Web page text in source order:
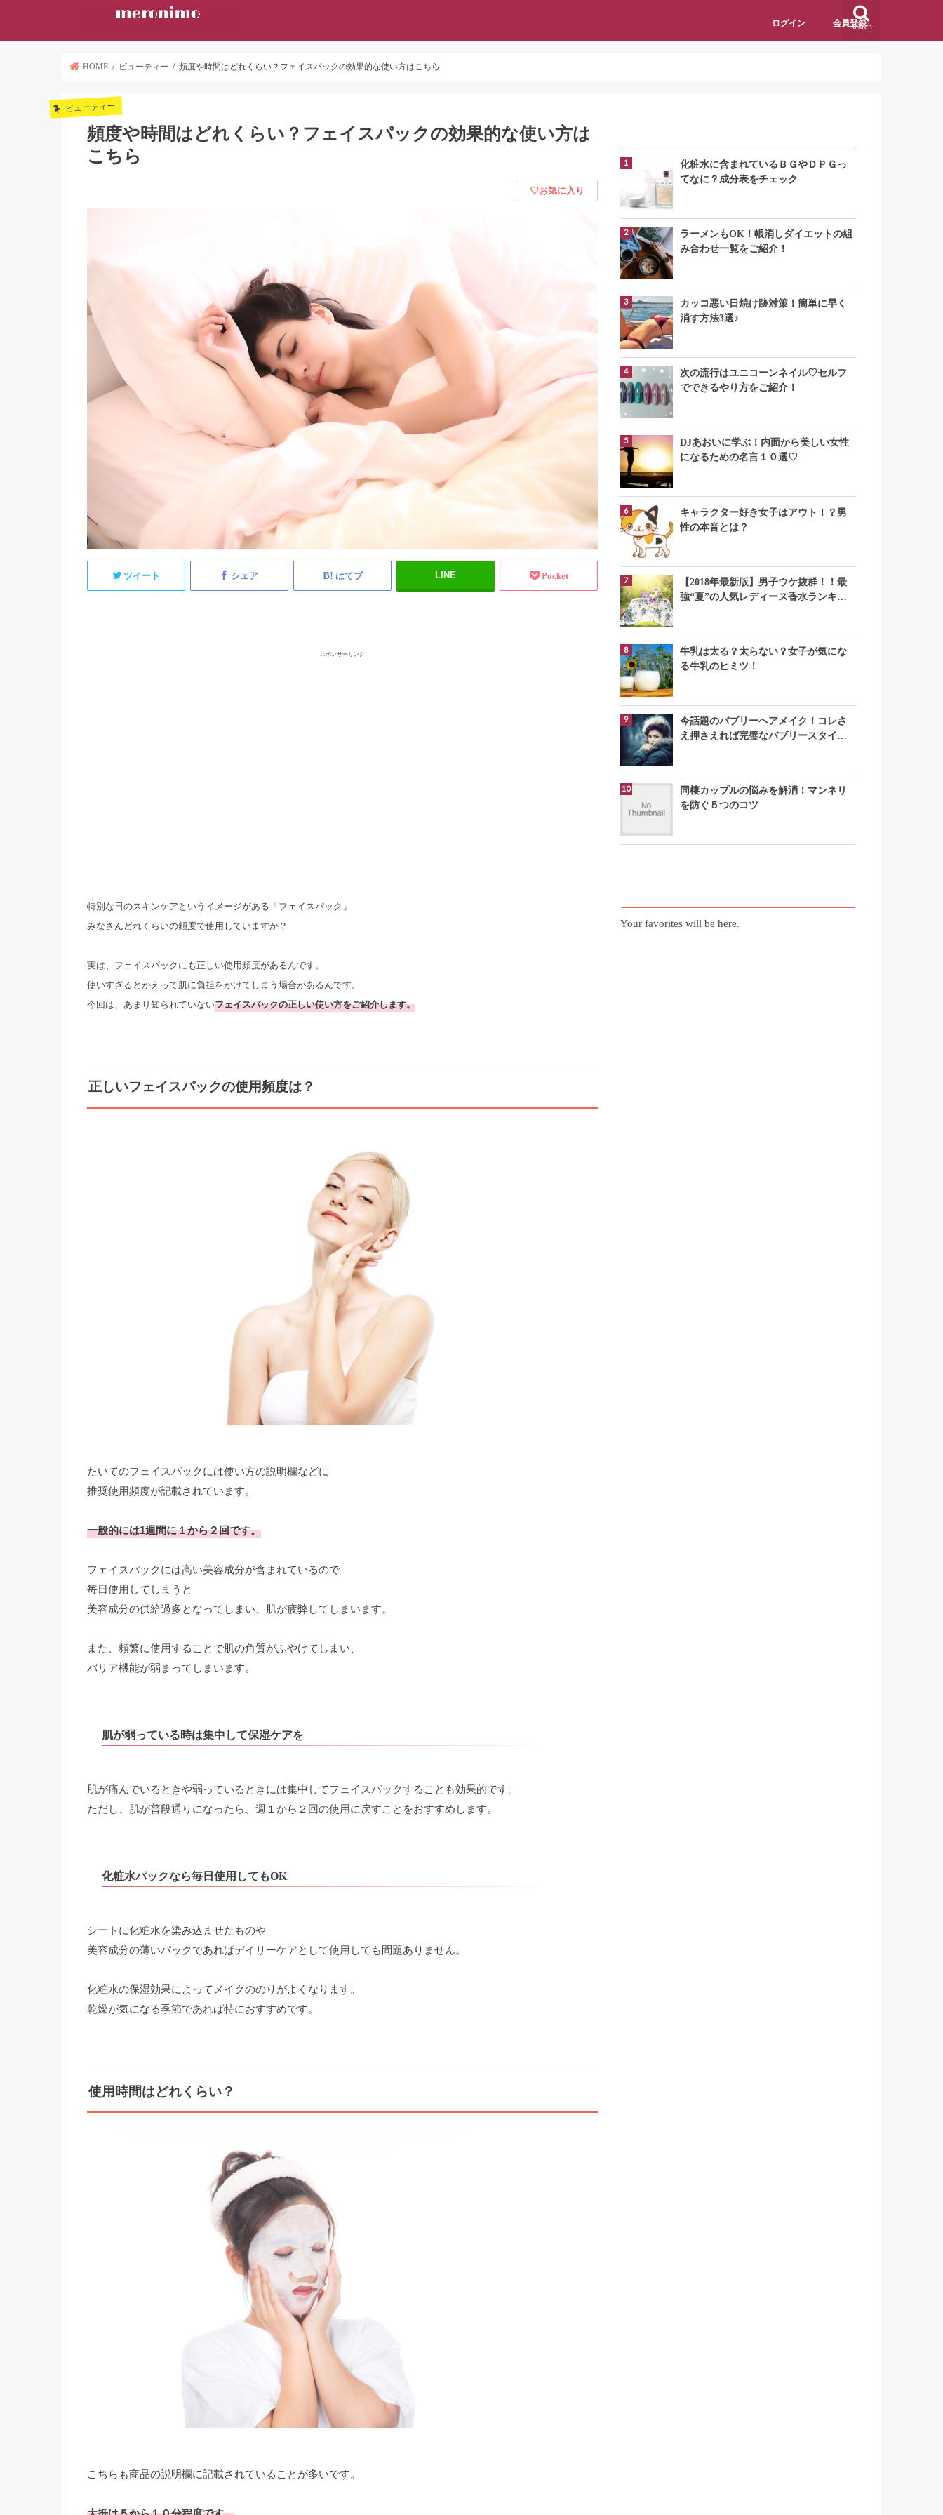
search
ログイン 会員登録
HOME ビューティー 頻度や時間はどれくらい？フェイスパックの効果的な使い方はこちら
ビューティー
頻度や時間はどれくらい？フェイスパックの効果的な使い方は
こちら
♡お気に入り
ツイート シェア はてブ LINE Pocket
スポンサーリンク
特別な日のスキンケアというイメージがある「フェイスパック」
みなさんどれくらいの頻度で使用していますか？
実は、フェイスパックにも正しい使用頻度があるんです。
使いすぎるとかえって肌に負担をかけてしまう場合があるんです。
今回は、あまり知られていないフェイスパックの正しい使い方をご紹介します。
正しいフェイスパックの使用頻度は？
たいてのフェイスパックには使い方の説明欄などに
推奨使用頻度が記載されています。
一般的には1週間に１から２回です。
フェイスパックには高い美容成分が含まれているので
毎日使用してしまうと
美容成分の供給過多となってしまい、肌が疲弊してしまいます。
また、頻繁に使用することで肌の角質がふやけてしまい、
バリア機能が弱まってしまいます。
肌が弱っている時は集中して保湿ケアを
肌が痛んでいるときや弱っているときには集中してフェイスパックすることも効果的です。
ただし、肌が普段通りになったら、週１から２回の使用に戻すことをおすすめします。
化粧水パックなら毎日使用してもOK
シートに化粧水を染み込ませたものや
美容成分の薄いパックであればデイリーケアとして使用しても問題ありません。
化粧水の保湿効果によってメイクののりがよくなります。
乾燥が気になる季節であれば特におすすめです。
使用時間はどれくらい？
こちらも商品の説明欄に記載されていることが多いです。
化粧水に含まれているＢＧやＤＰＧっ
てなに？成分表をチェック
ラーメンもOK！帳消しダイエットの組
み合わせ一覧をご紹介！
カッコ悪い日焼け跡対策！簡単に早く
消す方法3選♪
次の流行はユニコーンネイル♡セルフ
でできるやり方をご紹介！
DJあおいに学ぶ！内面から美しい女性
になるための名言１０選♡
キャラクター好き女子はアウト！？男
性の本音とは？
【2018年最新版】男子ウケ抜群！！最
強“夏”の人気レディース香水ランキン
牛乳は太る？太らない？女子が気にな
る牛乳のヒミツ！
今話題のバブリーヘアメイク！コレさ
え押さえれば完璧なバブリースタイル
同棲カップルの悩みを解消！マンネリ
を防ぐ５つのコツ
Your favorites will be here.